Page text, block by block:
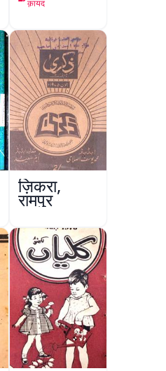
क़ायद
ज़िकरा,
रामपुर